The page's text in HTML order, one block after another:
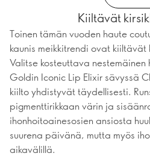
Kiiltävät
Toinen tämän vuoden haute
kaunis meikkitrendi ovat kiiltävät
Valitse kosteuttava
Goldin Iconic Lip Elixir sävyssä
kiilto yhdistyvät täydellisesti.
pigmenttirikkaan värin ja
ihonhoitoainesosien ansiosta
suurena päivänä, mutta myös
aikavälillä.